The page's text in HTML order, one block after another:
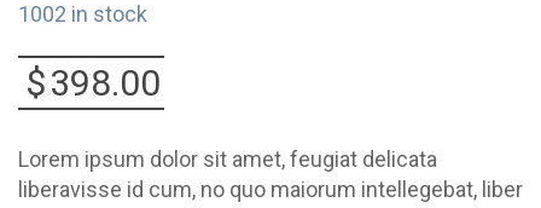
1002 in stock
$398.00
Lorem ipsum dolor sit amet, feugiat delicata
liberavisse id cum, no quo maiorum intellegebat, liber